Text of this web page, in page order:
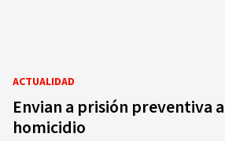
ACTUALIDAD
Envian a prisión preventiva
homicidio